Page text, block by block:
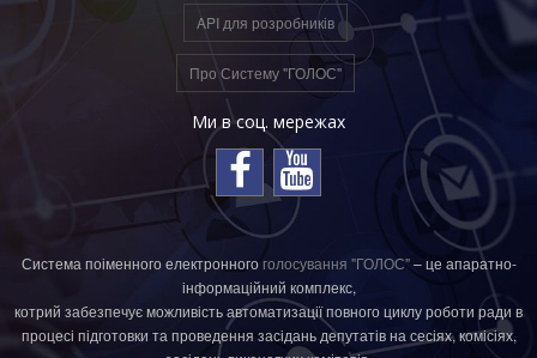
API для розробників
Про Систему "ГОЛОС"
Ми в соц. мережах
Система поіменного електронногоголосування "ГОЛОС"– це апаратно-
інформаційний комплекс,
котрий забезпечує можливість автоматизації повного циклу роботи ради в
процесі підготовки та проведення засідань депутатів на сесіях, комісіях,